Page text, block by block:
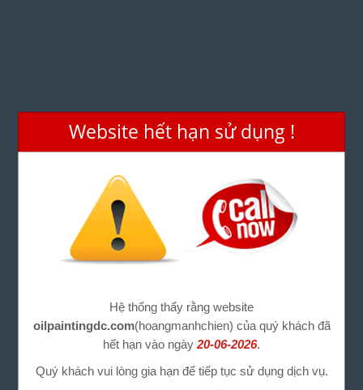
Website hết hạn sử dụng !
Hệ thống thấy rằng website
oilpaintingdc.com(hoangmanhchien) của quý khách đã
hết hạn vào ngày20-06-2026.
Quý khách vui lòng gia hạn để tiếp tục sử dụng dịch vụ.